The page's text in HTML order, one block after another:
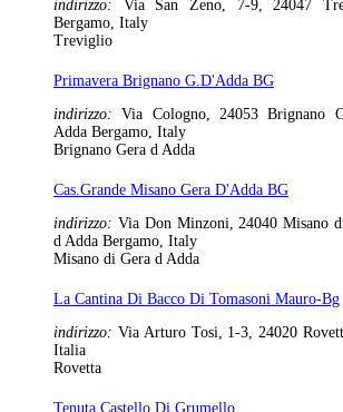
indirizzo: Via San Zeno, 7-9, 24047
Bergamo, Italy
Treviglio
Primavera Brignano G.D'Adda BG
indirizzo:Via Cologno, 24053 Brignano
Adda Bergamo, Italy
Brignano Gera d Adda
Cas.Grande Misano Gera D'Adda BG
indirizzo: Via Don Minzoni, 24040 Misano
d Adda Bergamo, Italy
Misano di Gera d Adda
La Cantina Di Bacco Di Tomasoni Mauro-Bg
indirizzo: Via Arturo Tosi, 1-3, 24020
Italia
Rovetta
Tenuta Castello Di Grumello